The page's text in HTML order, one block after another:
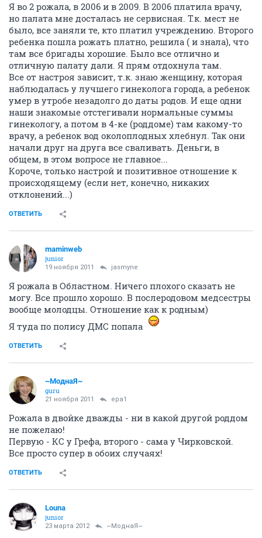
Я во 2 рожала, в 2006 и в 2009. В 2006 платила врачу,
но палата мне досталась не сервисная. Т.к. мест не
было, все заняли те, кто платил учреждению. Второго
ребенка пошла рожать платно, решила ( и знала), что
там все бригады хорошие. Было все отлично и
отличную палату дали. Я прям отдохнула там.
Все от настроя зависит, т.к. знаю женщину, которая
наблюдалась у лучшего гинеколога города, а ребенок
умер в утробе незадолго до даты родов. И еще одни
наши знакомые отстегивали нормальные суммы
гинекологу, а потом в 4-ке (роддоме) там какому-то
врачу, а ребенок вод околоплодных хлебнул. Так они
начали друг на друга все сваливать. Деньги, в
общем, в этом вопросе не главное...
Короче, только настрой и позитивное отношение к
происходящему (если нет, конечно, никаких
отклонений...)
ОТВЕТИТЬ
maminweb
junior
19 ноября 2011 jasmyne
Я рожала в Областном. Ничего плохого сказать не
могу. Все прошло хорошо. В послеродовом медсестры
вообще молодцы. Отношение как к родным)
Я туда по полису ДМС попала
ОТВЕТИТЬ
~МоднаЯ~
guru
21 ноября 2011 epa1
Рожала в двойке дважды - ни в какой другой роддом
не пожелаю!
Первую - КС у Грефа, второго - сама у Чирковской.
Все просто супер в обоих случаях!
ОТВЕТИТЬ
Louna
junior
23 марта 2012 ~МоднаЯ~